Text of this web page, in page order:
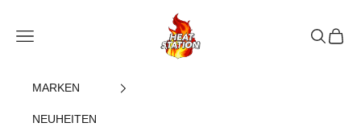
heatstation
Navigationsmenü öffnen
Suche
MARKEN
NEUHEITEN